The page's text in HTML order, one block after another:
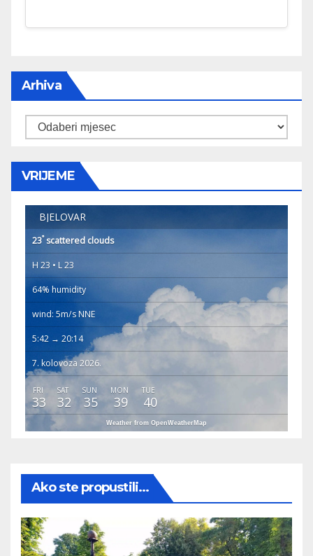
Arhiva
Arhiva
VRIJEME
BJELOVAR
23°scattered clouds
H 23 • L 23
64% humidity
wind: 5m/s NNE
5:42 → 20:14
7. kolovoza 2026.
FRI
33
SAT
32
SUN
35
MON
39
TUE
40
Weather from OpenWeatherMap
Ako ste propustili...